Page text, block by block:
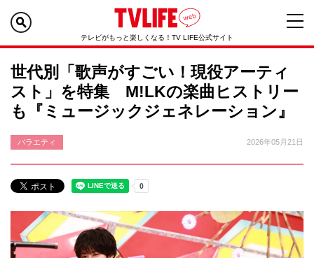
テレビがもっと楽しくなる！TV LIFE公式サイト
世代別「歌声がすごい！現役アーティ
スト」を特集 M!LKの楽曲ヒストリー
も『ミュージックジェネレーション』
バラエティ 2026年05月21日